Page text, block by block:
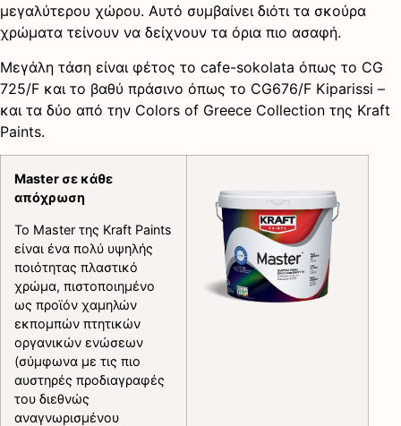
μεγαλύτερου χώρου. Αυτό συμβαίνει διότι τα σκούρα
χρώματα τείνουν να δείχνουν τα όρια πιο ασαφή.
Μεγάλη τάση είναι φέτος το cafe-sokolata όπως το CG
725/F και το βαθύ πράσινο όπως το CG676/F Kiparissi –
και τα δύο από την Colors of Greece Collection της Kraft
Paints.
Master σε κάθε
απόχρωση
Το Master της Kraft Paints
είναι ένα πολύ υψηλής
ποιότητας πλαστικό
χρώμα, πιστοποιημένο
ως προϊόν χαμηλών
εκπομπών πτητικών
οργανικών ενώσεων
(σύμφωνα με τις πιο
αυστηρές προδιαγραφές
του διεθνώς
αναγνωρισμένου